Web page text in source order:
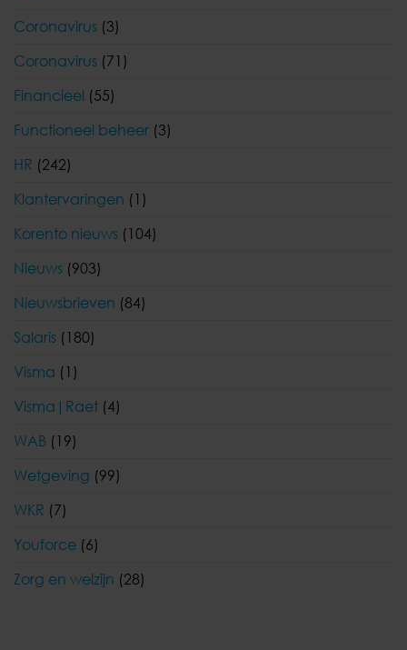
Coronavirus (3)
Coronavirus (71)
Financieel (55)
Functioneel beheer (3)
HR (242)
Klantervaringen (1)
Korento nieuws (104)
Nieuws (903)
Nieuwsbrieven (84)
Salaris (180)
Visma (1)
Visma|Raet (4)
WAB (19)
Wetgeving (99)
WKR (7)
Youforce (6)
Zorg en welzijn (28)